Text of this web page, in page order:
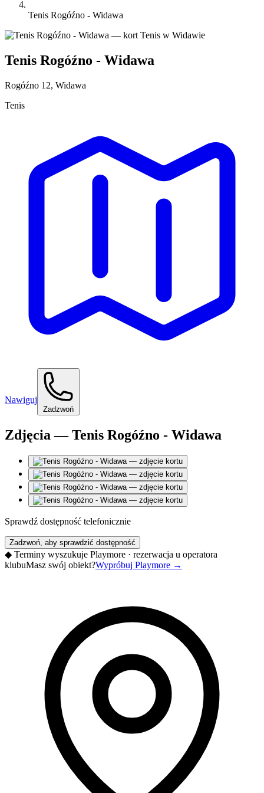
Tenis Rogóźno - Widawa
Tenis Rogóźno - Widawa
Rogóźno 12, Widawa
Tenis
Nawiguj
Zadzwoń
Zdjęcia — Tenis Rogóźno - Widawa
Sprawdź dostępność telefonicznie
Zadzwoń, aby sprawdzić dostępność
◆ Terminy wyszukuje Playmore · rezerwacja u operatora
klubuMasz swój obiekt?Wypróbuj Playmore →